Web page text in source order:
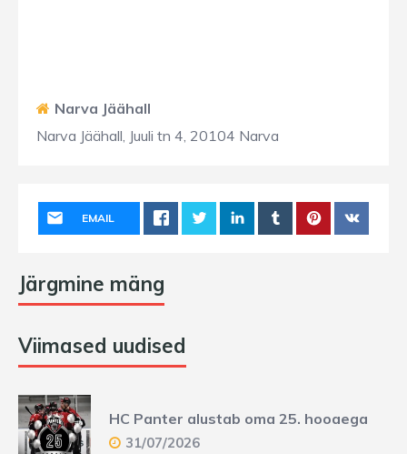
Narva Jäähall
Narva Jäähall, Juuli tn 4, 20104 Narva
EMAIL
Järgmine mäng
Viimased uudised
HC Panter alustab oma 25. hooaega
31/07/2026